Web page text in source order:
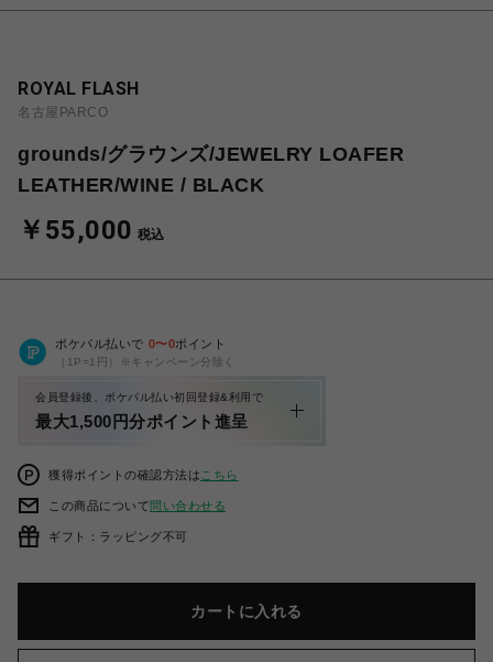
ROYAL FLASH
名古屋PARCO
grounds/グラウンズ/JEWELRY LOAFER
LEATHER/WINE / BLACK
￥55,000 税込
ポケパル払いで 0〜0ポイント
（1P=1円）※キャンペーン分除く
会員登録後、ポケパル払い初回登録&利用で
最大1,500円分ポイント進呈
獲得ポイントの確認方法は こちら
この商品について問い合わせる
ギフト：ラッピング不可
カートに入れる